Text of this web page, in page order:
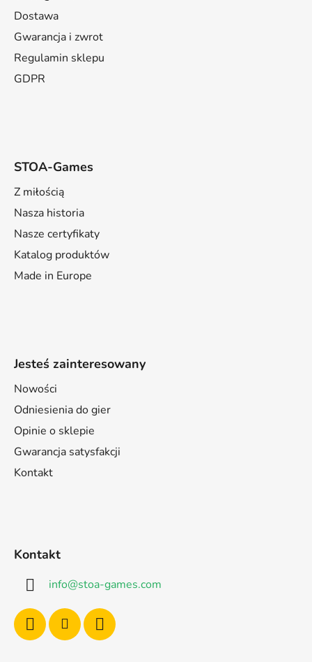
Dostawa
Gwarancja i zwrot
Regulamin sklepu
GDPR
STOA-Games
Z miłością
Nasza historia
Nasze certyfikaty
Katalog produktów
Made in Europe
Jesteś zainteresowany
Nowości
Odniesienia do gier
Opinie o sklepie
Gwarancja satysfakcji
Kontakt
Kontakt
info@stoa-games.com